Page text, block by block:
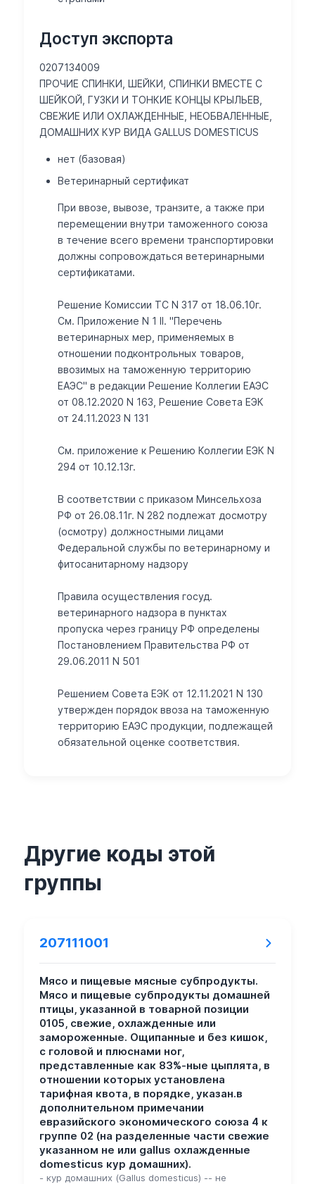
Доступ экспорта
0207134009
ПРОЧИЕ СПИНКИ, ШЕЙКИ, СПИНКИ ВМЕСТЕ С
ШЕЙКОЙ, ГУЗКИ И ТОНКИЕ КОНЦЫ КРЫЛЬЕВ,
СВЕЖИЕ ИЛИ ОХЛАЖДЕННЫЕ, НЕОБВАЛЕННЫЕ,
ДОМАШНИХ КУР ВИДА GALLUS DOMESTICUS
нет (базовая)
Ветеринарный сертификат
При ввозе, вывозе, транзите, а также при
перемещении внутри таможенного союза
в течение всего времени транспортировки
должны сопровождаться ветеринарными
сертификатами.
Решение Комиссии ТС N 317 от 18.06.10г.
См. Приложение N 1 II. "Перечень
ветеринарных мер, применяемых в
отношении подконтрольных товаров,
ввозимых на таможенную территорию
ЕАЭС" в редакции Решение Коллегии ЕАЭС
от 08.12.2020 N 163, Решение Совета ЕЭК
от 24.11.2023 N 131
Cм. приложение к Решению Коллегии ЕЭК N
294 от 10.12.13г.
В соответствии с приказом Минсельхоза
РФ от 26.08.11г. N 282 подлежат досмотру
(осмотру) должностными лицами
Федеральной службы по ветеринарному и
фитосанитарному надзору
Правила осуществления госуд.
ветеринарного надзора в пунктах
пропуска через границу РФ определены
Постановлением Правительства РФ от
29.06.2011 N 501
Решением Совета ЕЭК от 12.11.2021 N 130
утвержден порядок ввоза на таможенную
территорию ЕАЭС продукции, подлежащей
обязательной оценке соответствия.
Другие коды этой
группы
207111001
Мясо и пищевые мясные субпродукты.
Мясо и пищевые субпродукты домашней
птицы, указанной в товарной позиции
0105, свежие, охлажденные или
замороженные. Ощипанные и без кишок,
с головой и плюснами ног,
представленные как 83%-ные цыплята, в
отношении которых установлена
тарифная квота, в порядке, указан.в
дополнительном примечании
евразийского экономического союза 4 к
группе 02 (на разделенные части свежие
указанном не или gallus охлажденные
domesticus кур домашних).
- кур домашних (Gallus domesticus) -- не